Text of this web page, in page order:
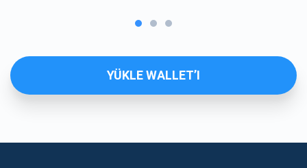
YÜKLE WALLET’I